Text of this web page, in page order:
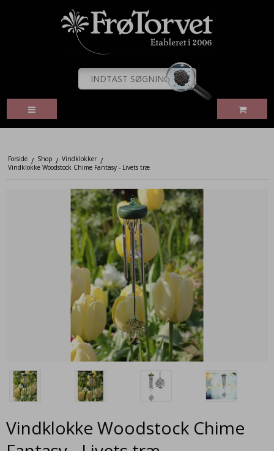
Forside / Shop / Vindklokker /
Vindklokke Woodstock Chime Fantasy - Livets træ
Vindklokke Woodstock Chime